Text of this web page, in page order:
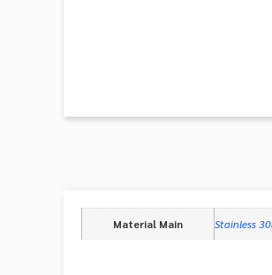
Material Main Stainless